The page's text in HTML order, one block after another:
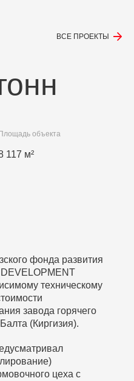
ВСЕ ПРОЕКТЫ
117 м²
Площадь объекта
фонда развития
техническому
завода горячего
(Киргизия).
цеха с